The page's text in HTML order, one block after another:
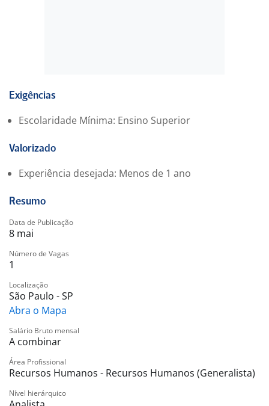
Exigências
Escolaridade Mínima: Ensino Superior
Valorizado
Experiência desejada: Menos de 1 ano
Resumo
Data de Publicação
8 mai
Número de Vagas
1
Localização
São Paulo - SP
Abra o Mapa
Salário Bruto mensal
A combinar
Área Profissional
Recursos Humanos - Recursos Humanos (Generalista)
Nível hierárquico